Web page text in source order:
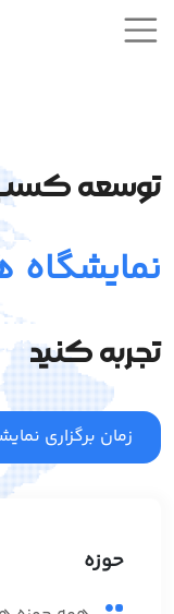
توسعه کسب
نمایشگاه
تجربه کنید
زمان برگزاری
حوزه